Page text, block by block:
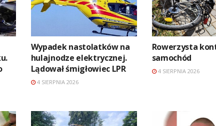
Wypadek nastolatków na
hulajnodze elektrycznej.
Lądował śmigłowiec LPR
4 SIERPNIA 2026
Rowerzysta
samochód
4 SIERPNIA 2026